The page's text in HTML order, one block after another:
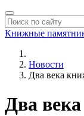
Книжные
Новости
Два века
Два